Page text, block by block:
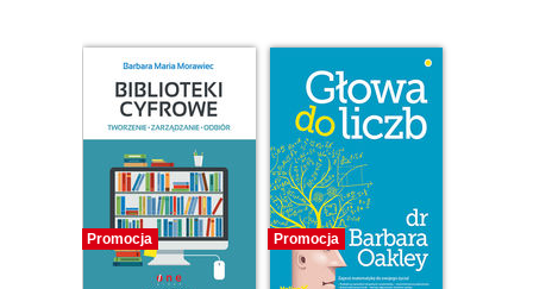
Promocja Promocja